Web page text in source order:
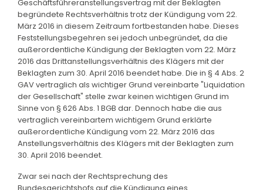
Geschäftsführeranstellungsvertrag mit der Beklagten
begründete Rechtsverhältnis trotz der Kündigung vom 22.
März 2016 in diesem Zeitraum fortbestanden habe. Dieses
Feststellungsbegehren sei jedoch unbegründet, da die
außerordentliche Kündigung der Beklagten vom 22. März
2016 das Drittanstellungsverhältnis des Klägers mit der
Beklagten zum 30. April 2016 beendet habe. Die in § 4 Abs. 2
GAV vertraglich als wichtiger Grund vereinbarte "Liquidation
der Gesellschaft" stelle zwar keinen wichtigen Grund im
Sinne von § 626 Abs. 1 BGB dar. Dennoch habe die aus
vertraglich vereinbartem wichtigem Grund erklärte
außerordentliche Kündigung vom 22. März 2016 das
Anstellungsverhältnis des Klägers mit der Beklagten zum
30. April 2016 beendet.
Zwar sei nach der Rechtsprechung des